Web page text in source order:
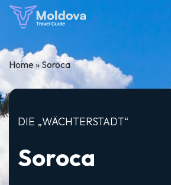
Home» Soroca
DIE „WÄCHTERSTADT“
Soroca